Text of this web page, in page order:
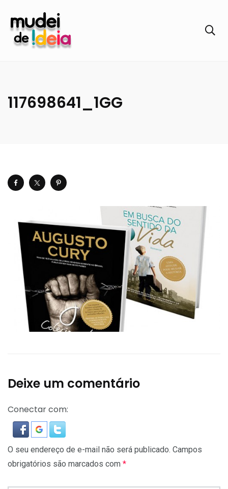
117698641_1GG
Deixe um comentário
Conectar com:
O seu endereço de e-mail não será publicado. Campos
obrigatórios são marcados com *